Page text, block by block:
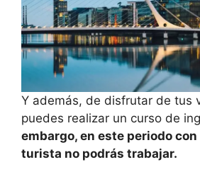
Y además, de disfrutar de tus
puedes realizar un curso de
embargo, en este periodo
turista no podrás trabajar.